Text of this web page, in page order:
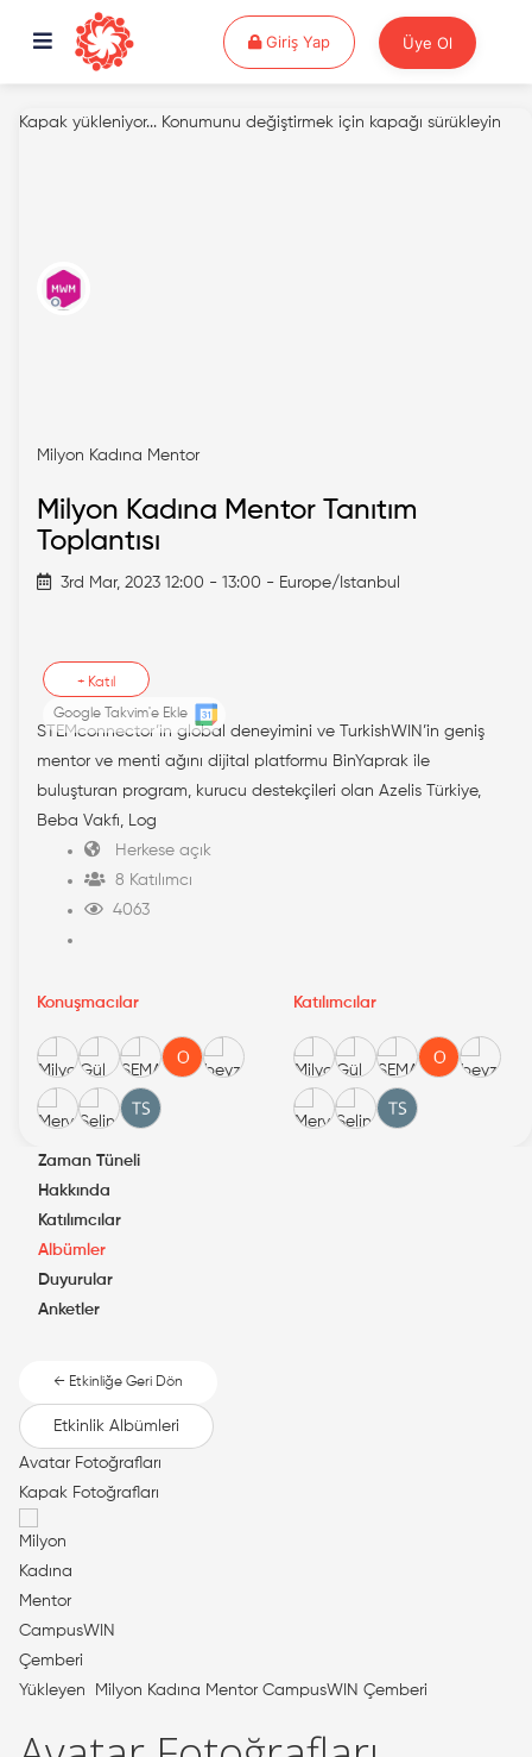
Giriş YapGiriş Yap Üye Ol
Kapak yükleniyor... Konumunu değiştirmek için kapağı sürükleyin
Milyon Kadına Mentor
Milyon Kadına Mentor Tanıtım
Toplantısı
3rd Mar, 2023 12:00 - 13:00 - Europe/Istanbul
+ Katıl
Google Takvim'e Ekle
STEMconnector’in global deneyimini ve TurkishWIN’in geniş
mentor ve menti ağını dijital platformu BinYaprak ile
buluşturan program, kurucu destekçileri olan Azelis Türkiye,
Beba Vakfı, Log
Herkese açık
8 Katılımcı
4063
Konuşmacılar Katılımcılar
Zaman Tüneli
Hakkında
Katılımcılar
Albümler
Duyurular
Anketler
← Etkinliğe Geri Dön
Etkinlik Albümleri
Avatar Fotoğrafları
Kapak Fotoğrafları
Yükleyen Milyon Kadına Mentor CampusWIN Çemberi